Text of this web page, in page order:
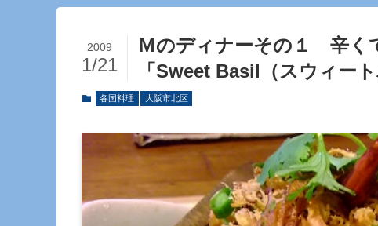
Ｍのディナーその１ 辛
「Sweet Basil（スウィート
2009
1/21
各国料理 大阪市北区